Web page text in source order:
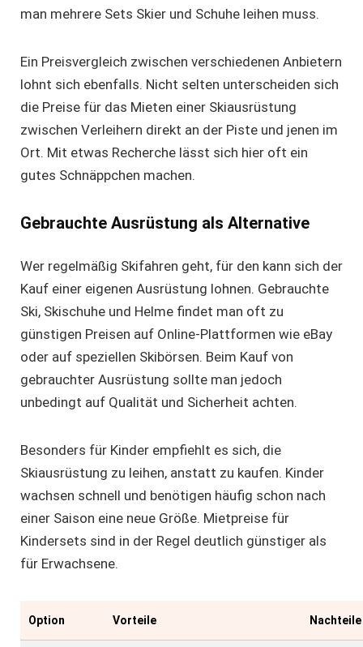
man mehrere Sets Skier und Schuhe leihen muss.
Ein Preisvergleich zwischen verschiedenen Anbietern
lohnt sich ebenfalls. Nicht selten unterscheiden sich
die Preise für das Mieten einer Skiausrüstung
zwischen Verleihern direkt an der Piste und jenen im
Ort. Mit etwas Recherche lässt sich hier oft ein
gutes Schnäppchen machen.
Gebrauchte Ausrüstung als Alternative
Wer regelmäßig Skifahren geht, für den kann sich der
Kauf einer eigenen Ausrüstung lohnen. Gebrauchte
Ski, Skischuhe und Helme findet man oft zu
günstigen Preisen auf Online-Plattformen wie eBay
oder auf speziellen Skibörsen. Beim Kauf von
gebrauchter Ausrüstung sollte man jedoch
unbedingt auf Qualität und Sicherheit achten.
Besonders für Kinder empfiehlt es sich, die
Skiausrüstung zu leihen, anstatt zu kaufen. Kinder
wachsen schnell und benötigen häufig schon nach
einer Saison eine neue Größe. Mietpreise für
Kindersets sind in der Regel deutlich günstiger als
für Erwachsene.
Option Vorteile Nachteile